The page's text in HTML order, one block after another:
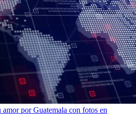
por Guatemala con fotos en